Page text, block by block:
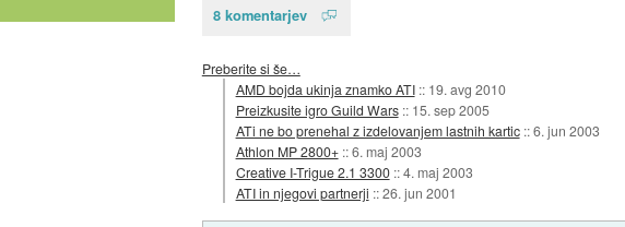
8 komentarjev
Preberite si še…
AMD bojda ukinja znamko ATI :: 19. avg 2010
Preizkusite igro Guild Wars :: 15. sep 2005
ATi ne bo prenehal z izdelovanjem lastnih kartic ::6. jun 2003
Athlon MP 2800+ ::6. maj 2003
Creative I-Trigue 2.1 3300 ::4. maj 2003
ATI in njegovi partnerji ::26. jun 2001